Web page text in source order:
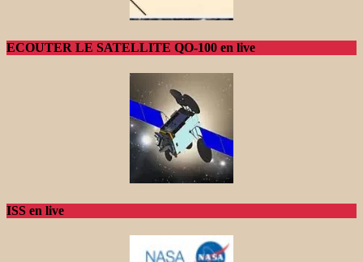
ECOUTER LE SATELLITE QO-100 en live
ISS en live